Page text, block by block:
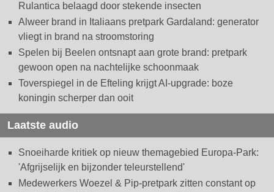
Rulantica belaagd door stekende insecten
Alweer brand in Italiaans pretpark Gardaland: generator
vliegt in brand na stroomstoring
Spelen bij Beelen ontsnapt aan grote brand: pretpark
gewoon open na nachtelijke schoonmaak
Toverspiegel in de Efteling krijgt AI-upgrade: boze
koningin scherper dan ooit
Laatste audio
Snoeiharde kritiek op nieuw themagebied Europa-Park:
'Afgrijselijk en bijzonder teleurstellend'
Medewerkers Woezel & Pip-pretpark zitten constant op